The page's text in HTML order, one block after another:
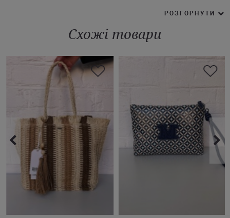
поміщаються пляжні речі, косметика, рушник й інші необхідні
* Ручки середньої довжини з фірмовим логотипом MARC &
ANDRE підкреслюють відомий брендовий характер.
додаткову зручність у використанні.
Бежеву сумку Marc & Andre можна купити онлайн на Juliette з
доставкою по Україні.
РОЗГОРНУТИ
Схожі товари